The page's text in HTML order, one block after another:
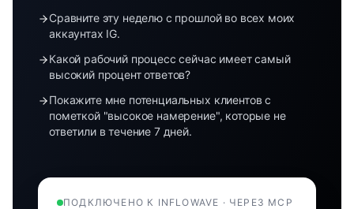
Сравните эту неделю с прошлой во всех моих
аккаунтах IG.
Какой рабочий процесс сейчас имеет самый
высокий процент ответов?
Покажите мне потенциальных клиентов с
пометкой "высокое намерение", которые не
ответили в течение 7 дней.
ПОДКЛЮЧЕНО К INFLOWAVE · ЧЕРЕЗ MCP